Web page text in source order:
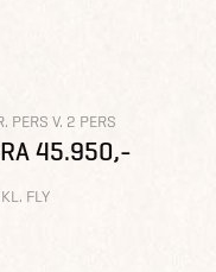
PERS V. 2 PERS
45.950,-
FLY